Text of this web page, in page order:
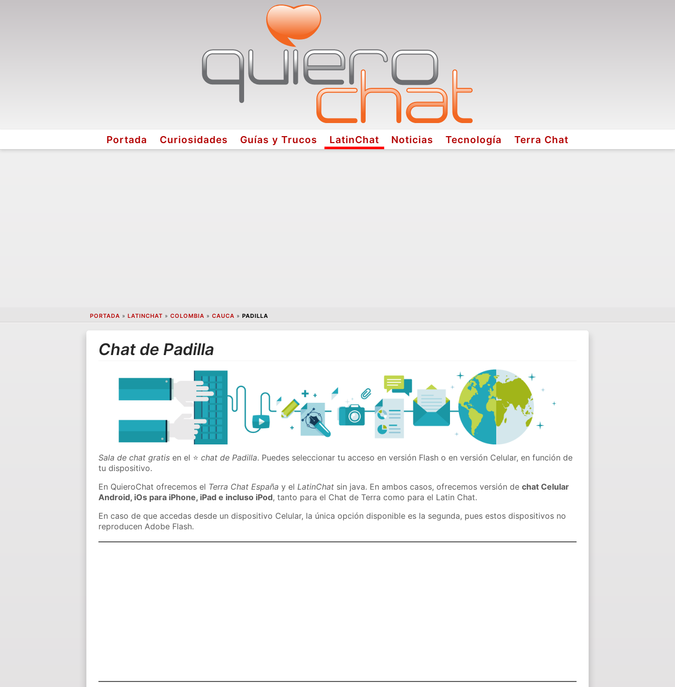
Portada Curiosidades Guías y Trucos LatinChat Noticias Tecnología Terra Chat
PORTADA » LATINCHAT » COLOMBIA » CAUCA » PADILLA
Chat de Padilla
Sala de chat gratis en el ⭐chat de Padilla. Puedes seleccionar tu acceso en versión Flash o en versión Celular, en función de
tu dispositivo.
En QuieroChat ofrecemos el Terra Chat España y elLatinChat sin java. En ambos casos, ofrecemos versión dechat Celular
Android, iOs para iPhone, iPad e incluso iPod, tanto para el Chat de Terra como para el Latin Chat.
En caso de que accedas desde un dispositivo Celular, la única opción disponible es la segunda, pues estos dispositivos no
reproducen Adobe Flash.